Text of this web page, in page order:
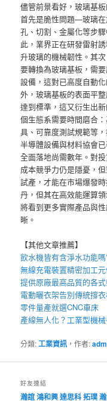
儘管前景看好，玻璃基
首先是脆性問題—玻璃
孔、切割、金屬化等步
此，業界正在研發雷射
升玻璃的機械韌性。其
要轉換為玻璃基板，需
設備，這對已高度自動
外，玻璃基板的表面平
達到標準，這又衍生出
個生態系需要時間磨合
具、可靠度測試規範等
半導體設備與材料協會
全面落地尚需數年。對
成本競爭力仍是隱憂，
試產，才能在市場爆發
丹，但其在高效能運算
將看到更多實際產品與
晰。
【其他文章推薦】
飲水機皆有含淨水功能
無線充電裝置精密加工
提供原廠最高品質的各
電動曬衣架告別傳統撐
零件量產就選CNC車床
產線無人化？ 工業型機
分類:工業資訊 ，作者:
好友連結
瀚誼鴻和興達思科拓璞